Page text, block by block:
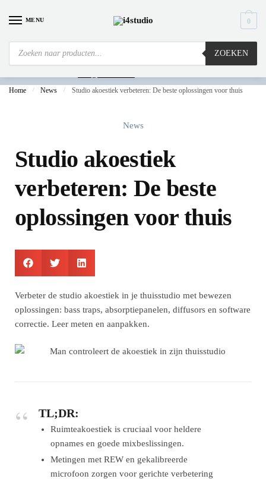
MENU
ZOEKEN
0
Home / News / Studio akoestiek verbeteren: De beste oplossingen voor thuis
News
Studio akoestiek
verbeteren: De beste
oplossingen voor thuis
Verbeter de studio akoestiek in je thuisstudio met bewezen
oplossingen: bass traps, absorptiepanelen, diffusors en software
correctie. Leer meten en aanpakken.
TL;DR:
Ruimteakoestiek is cruciaal voor heldere
opnames en goede mixbeslissingen.
Metingen met REW en gekalibreerde
microfoon zorgen voor gerichte verbetering